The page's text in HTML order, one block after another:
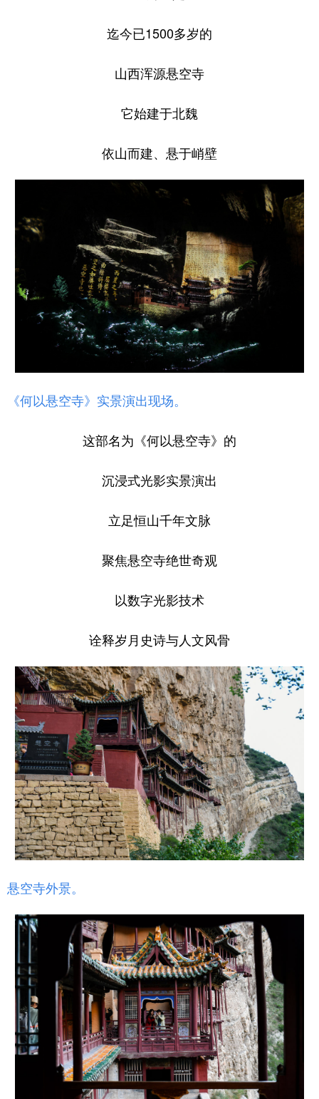
迄今已1500多岁的
山西浑源悬空寺
它始建于北魏
依山而建、悬于峭壁
《何以悬空寺》实景演出现场。
这部名为《何以悬空寺》的
沉浸式光影实景演出
立足恒山千年文脉
聚焦悬空寺绝世奇观
以数字光影技术
诠释岁月史诗与人文风骨
悬空寺外景。